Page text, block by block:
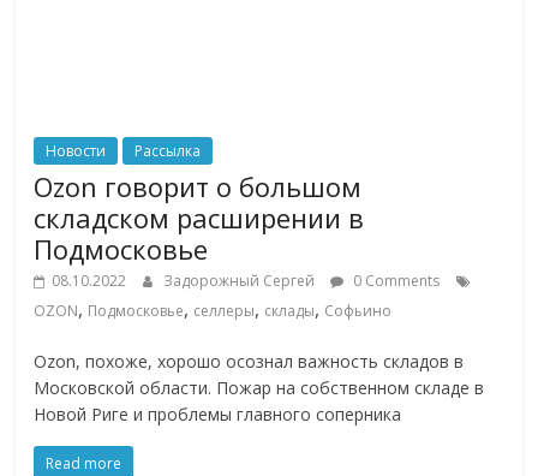
Новости Рассылка
Ozon говорит о большом
складском расширении в
Подмосковье
08.10.2022 Задорожный Сергей
0 Comments
OZON, Подмосковье, селлеры, склады, Софьино
Ozon, похоже, хорошо осознал важность складов в
Московской области. Пожар на собственном складе в
Новой Риге и проблемы главного соперника
Read more